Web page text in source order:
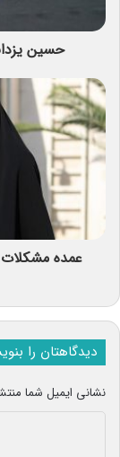
حسین
عمده
دیدگاهتان را
نشانی ایمیل شما